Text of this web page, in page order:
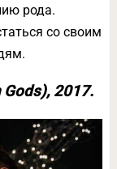
рода.
со своим
2017.